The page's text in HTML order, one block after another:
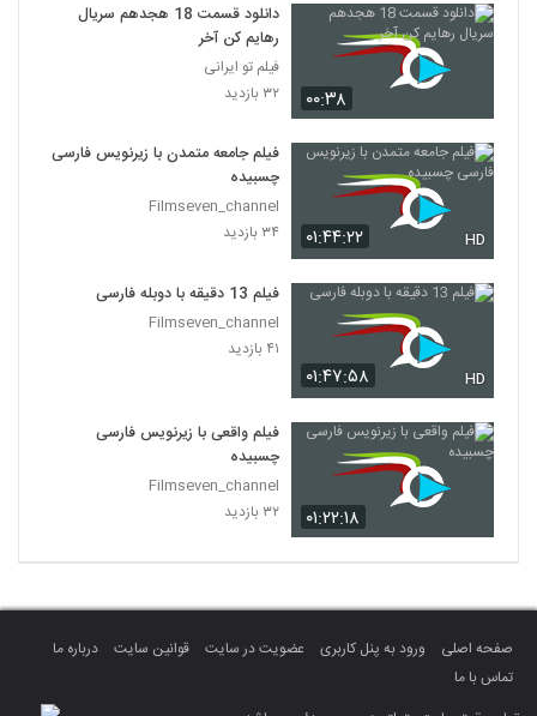
۰۰:۳۸
دانلود قسمت 18 هجدهم سریال
رهایم کن آخر
فیلم تو ایرانی
۳۲ بازدید
۰۱:۴۴:۲۲ HD
فیلم جامعه متمدن با زیرنویس فارسی
چسبیده
Filmseven_channel
۳۴ بازدید
۰۱:۴۷:۵۸ HD
فیلم 13 دقیقه با دوبله فارسی
Filmseven_channel
۴۱ بازدید
۰۱:۲۲:۱۸
فیلم واقعی با زیرنویس فارسی
چسبیده
Filmseven_channel
۳۲ بازدید
صفحه اصلی ورود به پنل کاربری عضویت در سایت قوانین سایت
درباره ما
تماس با ما